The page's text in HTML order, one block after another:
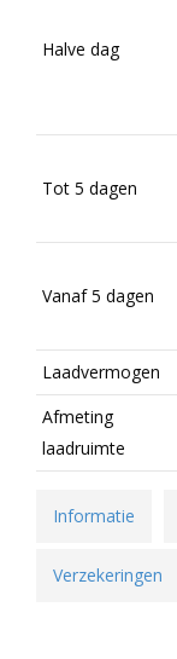
Halve dag
Tot 5 dagen
Vanaf 5 dagen
Laadvermogen
Afmeting
laadruimte
Informatie
Verzekeringen